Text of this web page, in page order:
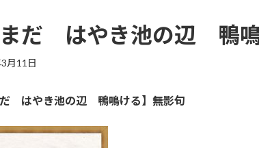
だ はやき池の辺 鴨
月11日
だ はやき池の辺 鴨鳴ける】無影句